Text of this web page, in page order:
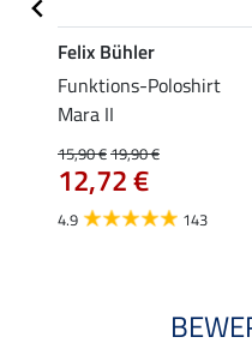
Felix Bühler
Funktions-Poloshirt
Mara II
15,90 €19,90 €
12,72 €
4.9 143